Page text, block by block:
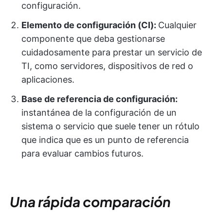
configuración.
Elemento de configuración (CI): Cualquier
componente que deba gestionarse
cuidadosamente para prestar un servicio de
TI, como servidores, dispositivos de red o
aplicaciones.
Base de referencia de configuración:
instantánea de la configuración de un
sistema o servicio que suele tener un rótulo
que indica que es un punto de referencia
para evaluar cambios futuros.
Una rápida comparación